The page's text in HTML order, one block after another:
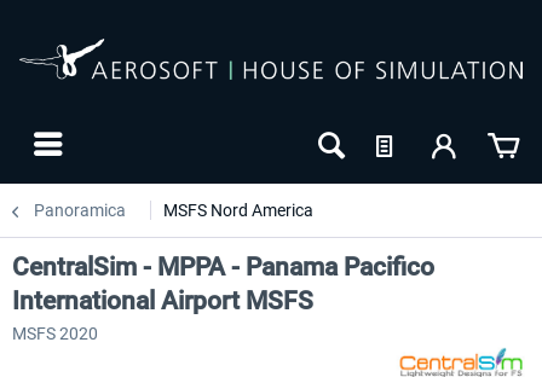
Panoramica MSFS Nord America
CentralSim - MPPA - Panama Pacifico
International Airport MSFS
MSFS 2020